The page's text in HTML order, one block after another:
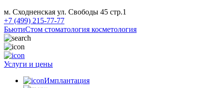
м. Сходненская ул. Свободы 45 стр.1
+7 (499) 215-77-77
БьютиСтом стоматология косметология
Услуги и цены
Имплантация